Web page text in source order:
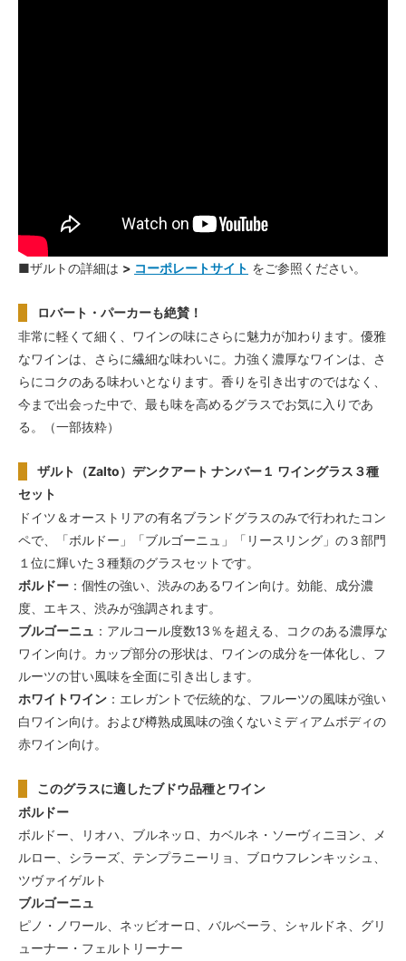
■ザルトの詳細は > コーポレートサイト をご参照ください。
ロバート・パーカーも絶賛！
非常に軽くて細く、ワインの味にさらに魅力が加わります。優雅
なワインは、さらに繊細な味わいに。力強く濃厚なワインは、さ
らにコクのある味わいとなります。香りを引き出すのではなく、
今まで出会った中で、最も味を高めるグラスでお気に入りであ
る。（一部抜粋）
ザルト（Zalto）デンクアート ナンバー１ ワイングラス３種
セット
ドイツ＆オーストリアの有名ブランドグラスのみで行われたコン
ペで、「ボルドー」「ブルゴーニュ」「リースリング」の３部門
１位に輝いた３種類のグラスセットです。
ボルドー ：個性の強い、渋みのあるワイン向け。効能、成分濃
度、エキス、渋みが強調されます。
ブルゴーニュ ：アルコール度数13％を超える、コクのある濃厚な
ワイン向け。カップ部分の形状は、ワインの成分を一体化し、フ
ルーツの甘い風味を全面に引き出します。
ホワイトワイン ：エレガントで伝統的な、フルーツの風味が強い
白ワイン向け。および樽熟成風味の強くないミディアムボディの
赤ワイン向け。
このグラスに適したブドウ品種とワイン
ボルドー
ボルドー、リオハ、ブルネッロ、カベルネ・ソーヴィニヨン、メ
ルロー、シラーズ、テンプラニーリョ、ブロウフレンキッシュ、
ツヴァイゲルト
ブルゴーニュ
ピノ・ノワール、ネッビオーロ、バルベーラ、シャルドネ、グリ
ューナー・フェルトリーナー